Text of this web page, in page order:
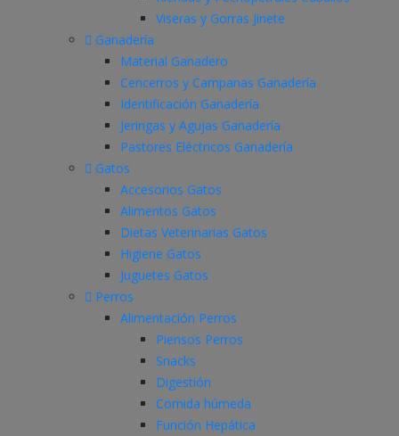
Viseras y Gorras Jinete
Ganadería
Material Ganadero
Cencerros y Campanas Ganadería
Identificación Ganadería
Jeringas y Agujas Ganadería
Pastores Eléctricos Ganadería
Gatos
Accesorios Gatos
Alimentos Gatos
Dietas Veterinarias Gatos
Higiene Gatos
Juguetes Gatos
Perros
Alimentación Perros
Piensos Perros
Snacks
Digestión
Comida húmeda
Función Hepática